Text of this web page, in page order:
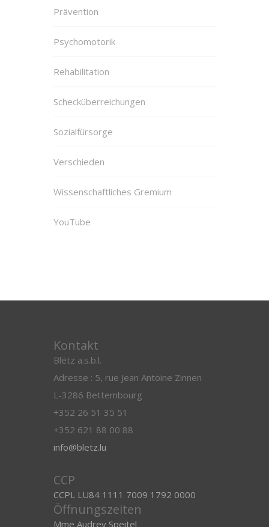
Prävention
Psychomotorik
Rehabilitation
Schecküberreichungen
Sozialfürsorge
Verschieden
Wissenschaftliches Gremium
YouTube
Kontakt
Blëtz a.s.b.l.
Adresse : 5, rue Jean Antoine Zinnen
L-3286 Bettembourg
+352 26 51 35 51
+352 621 88 00 88
info@bletz.lu
CCP
CCPL LU84 1111 7009 1792 0000
Öffnungszeiten
Mme Audrey Speitel